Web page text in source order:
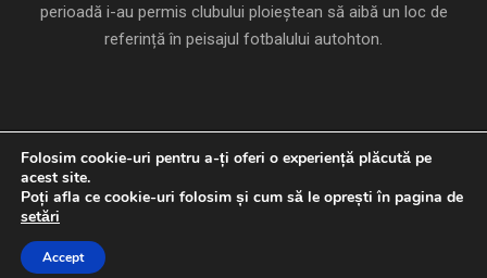
perioadă i-au permis clubului ploieștean să aibă un loc de
referință în peisajul fotbalului autohton.
Creat cu
Copyright 1924-2026 FC Petrolul Ploiești, Toate drepturile
rezervate
Folosim cookie-uri pentru a-ți oferi o experiență plăcută pe
acest site.
Poți afla ce cookie-uri folosim și cum să le oprești în pagina de
setări
Accept